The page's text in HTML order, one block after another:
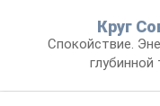
Круг
Спокойствие.